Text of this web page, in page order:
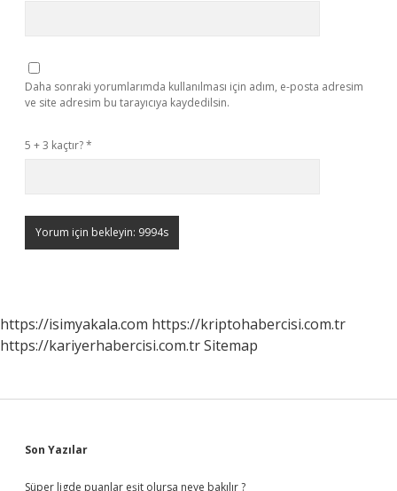
Daha sonraki yorumlarımda kullanılması için adım, e-posta adresim
ve site adresim bu tarayıcıya kaydedilsin.
5 + 3 kaçtır?*
https://isimyakala.com https://kriptohabercisi.com.tr
https://kariyerhabercisi.com.trSitemap
Sidebar
Son Yazılar
Süper ligde puanlar eşit olursa neye bakılır ?